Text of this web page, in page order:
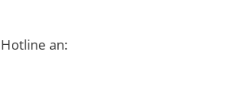
an: